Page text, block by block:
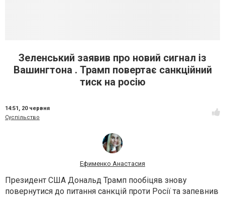
Зеленський заявив про новий сигнал із
Вашингтона . Трамп повертає санкційний
тиск на росію
14:51, 20 червня
Суспільство
Ефименко Анастасия
Президент США Дональд Трамп пообіцяв знову
повернутися до питання санкцій проти Росії та запевнив